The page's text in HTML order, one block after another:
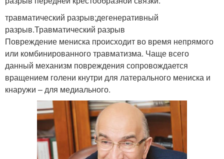
травматический разрыв;дегенеративный
разрыв.Травматический разрыв
Повреждение мениска происходит во время непрямого
или комбинированного травматизма. Чаще всего
данный механизм повреждения сопровождается
вращением голени кнутри для латерального мениска и
кнаружи – для медиального.